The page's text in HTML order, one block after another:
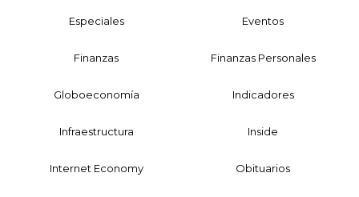
Especiales Eventos
Finanzas Finanzas Personales
Globoeconomía Indicadores
Infraestructura Inside
Internet Economy Obituarios